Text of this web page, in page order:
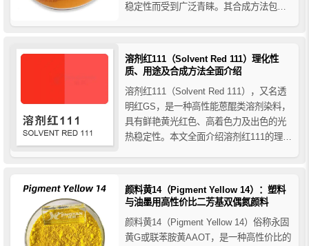
稳定性而受到广泛青睐。其合成方法包括
创作中，颜料黄110都是实现持久、鲜艳黄
色的理想选择。
溶剂红111（Solvent Red 111）理化性
质、用途及合成方法全面介绍
溶剂红111（Solvent Red 111），又名透
明红GS，是一种高性能蒽醌类溶剂染料，
具有鲜艳黄光红色、高着色力及出色的光
热稳定性。本文全面介绍溶剂红111的理化
用参考。
颜料黄14（Pigment Yellow 14）：塑料
与油墨用高性价比二芳基双偶氮颜料
颜料黄14（Pigment Yellow 14）俗称永固
黄G或联苯胺黄AAOT，是一种高性价比的